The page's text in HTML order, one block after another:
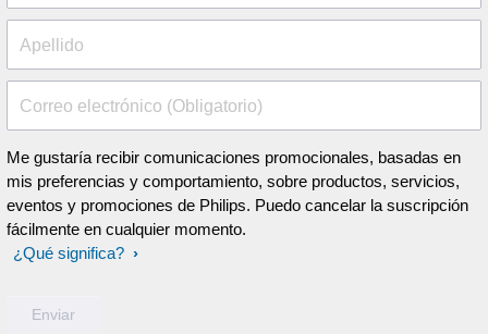
Apellido
Correo electrónico (Obligatorio)
Me gustaría recibir comunicaciones promocionales, basadas en
mis preferencias y comportamiento, sobre productos, servicios,
eventos y promociones de Philips. Puedo cancelar la suscripción
fácilmente en cualquier momento.
¿Qué significa?